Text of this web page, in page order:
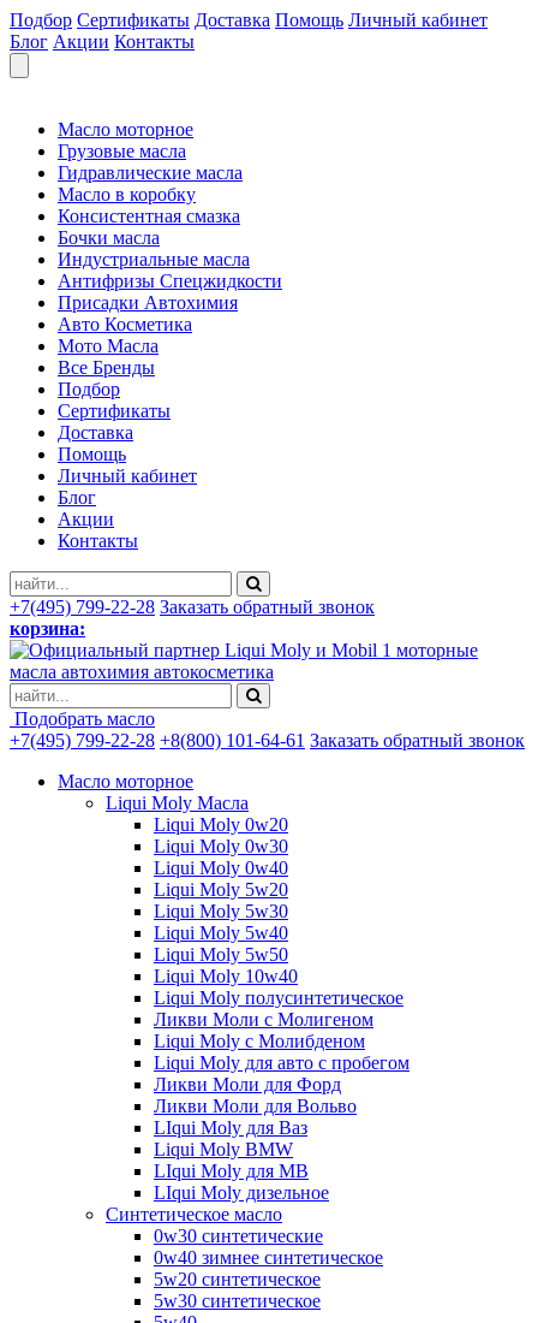
Подбор Сертификаты Доставка Помощь Личный кабинет
Блог Акции Контакты
Масло моторное
Грузовые масла
Гидравлические масла
Масло в коробку
Консистентная смазка
Бочки масла
Индустриальные масла
Антифризы Спецжидкости
Присадки Автохимия
Авто Косметика
Мото Масла
Все Бренды
Подбор
Сертификаты
Доставка
Помощь
Личный кабинет
Блог
Акции
Контакты
+7(495) 799-22-28 Заказать обратный звонок
корзина:
моторные
масла автохимия автокосметика
Подобрать масло
+7(495) 799-22-28 +8(800) 101-64-61 Заказать обратный звонок
Масло моторное
Liqui Moly Масла
Liqui Moly 0w20
Liqui Moly 0w30
Liqui Moly 0w40
Liqui Moly 5w20
Liqui Moly 5w30
Liqui Moly 5w40
Liqui Moly 5w50
Liqui Moly 10w40
Liqui Moly полусинтетическое
Ликви Моли с Молигеном
Liqui Moly с Молибденом
Liqui Moly для авто с пробегом
Ликви Моли для Форд
Ликви Моли для Вольво
LIqui Moly для Ваз
Liqui Moly BMW
LIqui Moly для MB
LIqui Moly дизельное
Синтетическое масло
0w30 синтетические
0w40 зимнее синтетическое
5w20 синтетическое
5w30 синтетическое